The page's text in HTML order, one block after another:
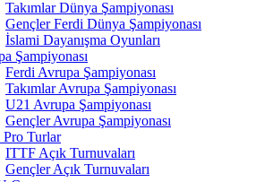
Takımlar Dünya Şampiyonası
Gençler Ferdi Dünya Şampiyonası
İslami Dayanışma Oyunları
Şampiyonası
Ferdi Avrupa Şampiyonası
Takımlar Avrupa Şampiyonası
U21 Avrupa Şampiyonası
Gençler Avrupa Şampiyonası
Turlar
ITTF Açık Turnuvaları
Gençler Açık Turnuvaları